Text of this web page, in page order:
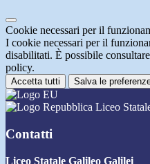
Cookie necessari per il
I cookie necessari per il
disabilitati. È possibile
policy.
Accetta tutti Salva le
Liceo
Contatti
Liceo Statale Galileo Galilei